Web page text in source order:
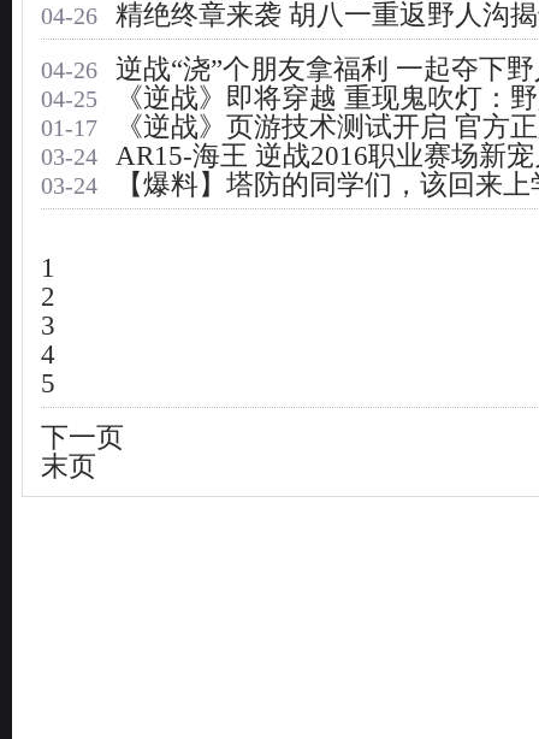
04-26 精绝终章来袭 胡八一重返野人沟
04-26 逆战“浇”个朋友拿福利 一起夺下
04-25 《逆战》即将穿越 重现鬼吹灯：
01-17 《逆战》页游技术测试开启 官方
03-24 AR15-海王 逆战2016职业赛场新
03-24 【爆料】塔防的同学们，该回来
1
2
3
4
5
下一页
末页